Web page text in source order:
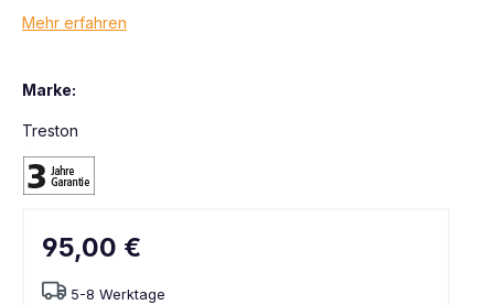
Mehr erfahren
Marke:
Treston
95,00 €
5-8 Werktage